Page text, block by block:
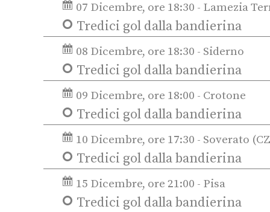
07 Dicembre, ore 18:30 - Lamezia
Tredici gol dalla bandierina
08 Dicembre, ore 18:30 - Siderno
Tredici gol dalla bandierina
09 Dicembre, ore 18:00 - Crotone
Tredici gol dalla bandierina
10 Dicembre, ore 17:30 - Soverato
Tredici gol dalla bandierina
15 Dicembre, ore 21:00 - Pisa
Tredici gol dalla bandierina